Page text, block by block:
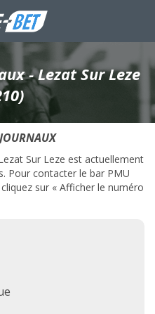
- Lezat Sur Leze
Sur Leze est actuellement
Pour contacter le bar PMU
sur « Afficher le numéro